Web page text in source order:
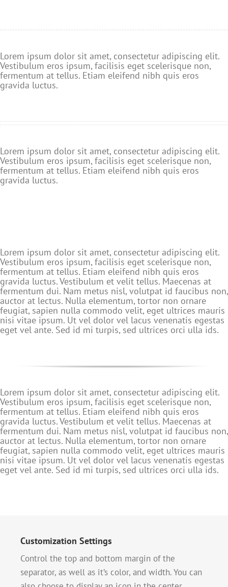
Lorem ipsum dolor sit amet, consectetur adipiscing elit.
Vestibulum eros ipsum, facilisis eget scelerisque non,
fermentum at tellus. Etiam eleifend nibh quis eros
gravida luctus.
Lorem ipsum dolor sit amet, consectetur adipiscing elit.
Vestibulum eros ipsum, facilisis eget scelerisque non,
fermentum at tellus. Etiam eleifend nibh quis eros
gravida luctus.
Lorem ipsum dolor sit amet, consectetur adipiscing elit.
Vestibulum eros ipsum, facilisis eget scelerisque non,
fermentum at tellus. Etiam eleifend nibh quis eros
gravida luctus. Vestibulum et velit tellus. Maecenas at
fermentum dui. Nam metus nisl, volutpat id faucibus non,
auctor at lectus. Nulla elementum, tortor non ornare
feugiat, sapien nulla commodo velit, eget ultrices mauris
nisi vitae ipsum. Ut vel dolor vel lacus venenatis egestas
eget vel ante. Sed id mi turpis, sed ultrices orci ulla ids.
Lorem ipsum dolor sit amet, consectetur adipiscing elit.
Vestibulum eros ipsum, facilisis eget scelerisque non,
fermentum at tellus. Etiam eleifend nibh quis eros
gravida luctus. Vestibulum et velit tellus. Maecenas at
fermentum dui. Nam metus nisl, volutpat id faucibus non,
auctor at lectus. Nulla elementum, tortor non ornare
feugiat, sapien nulla commodo velit, eget ultrices mauris
nisi vitae ipsum. Ut vel dolor vel lacus venenatis egestas
eget vel ante. Sed id mi turpis, sed ultrices orci ulla ids.
Customization Settings
Control the top and bottom margin of the
separator, as well as it’s color, and width. You can